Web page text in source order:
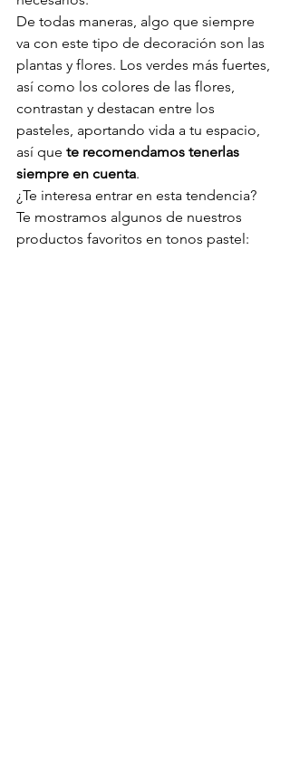
De todas maneras, algo que siempre
va con este tipo de decoración son las
plantas y flores. Los verdes más fuertes,
así como los colores de las flores,
contrastan y destacan entre los
pasteles, aportando vida a tu espacio,
así que te recomendamos tenerlas
siempre en cuenta.
¿Te interesa entrar en esta tendencia?
Te mostramos algunos de nuestros
productos favoritos en tonos pastel: